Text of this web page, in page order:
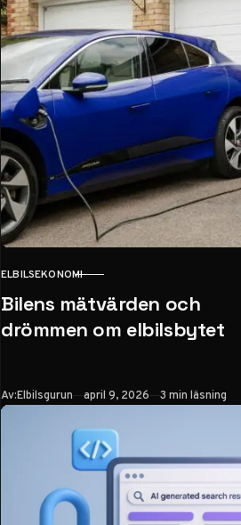
KATEGORI
ELBILSEKONOMI
Bilens mätvärden och
drömmen om elbilsbytet
Av:Elbilsgurun Publicerad
april 9, 2026 3 min läsning